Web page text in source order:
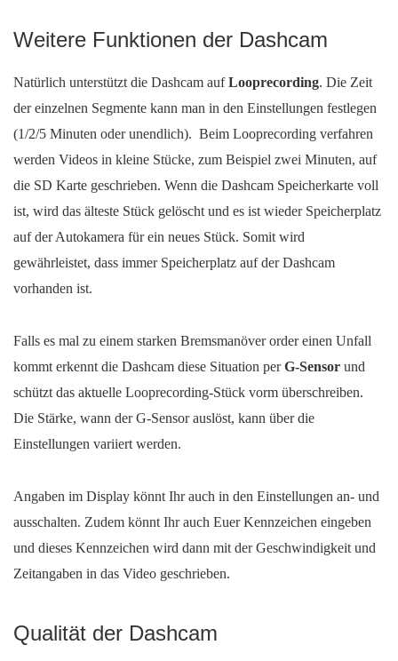
Weitere Funktionen der Dashcam
Natürlich unterstützt die Dashcam aufLooprecording. Die Zeit
der einzelnen Segmente kann man in den Einstellungen festlegen
(1/2/5 Minuten oder unendlich). Beim Looprecording verfahren
werden Videos in kleine Stücke, zum Beispiel zwei Minuten, auf
die SD Karte geschrieben. Wenn die Dashcam Speicherkarte voll
ist, wird das älteste Stück gelöscht und es ist wieder Speicherplatz
auf der Autokamera für ein neues Stück. Somit wird
gewährleistet, dass immer Speicherplatz auf der Dashcam
vorhanden ist.
Falls es mal zu einem starken Bremsmanöver order einen Unfall
kommt erkennt die Dashcam diese Situation perG-Sensor und
schützt das aktuelle Looprecording-Stück vorm überschreiben.
Die Stärke, wann der G-Sensor auslöst, kann über die
Einstellungen variiert werden.
Angaben im Display könnt Ihr auch in den Einstellungen an- und
ausschalten. Zudem könnt Ihr auch Euer Kennzeichen eingeben
und dieses Kennzeichen wird dann mit der Geschwindigkeit und
Zeitangaben in das Video geschrieben.
Qualität der Dashcam